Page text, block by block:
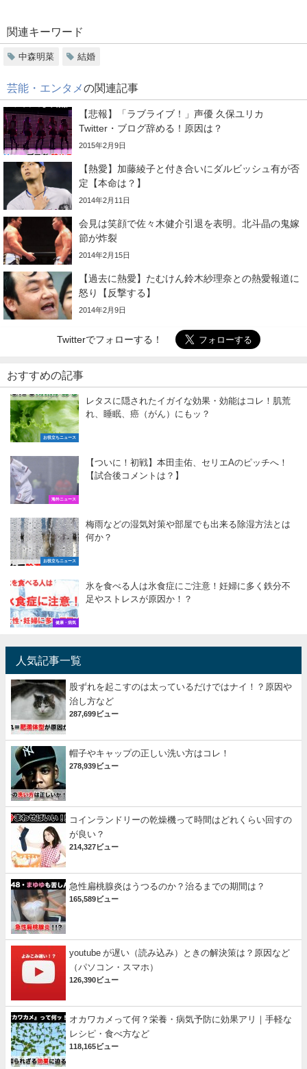
関連キーワード
中森明菜 結婚
芸能・エンタメの関連記事
【悲報】「ラブライブ！」声優 久保ユリカ
Twitter・ブログ辞める！原因は？
2015年2月9日
【熱愛】加藤綾子と付き合いにダルビッシュ有が否
定【本命は？】
2014年2月11日
会見は笑顔で佐々木健介引退を表明。北斗晶の鬼嫁
節が炸裂
2014年2月15日
【過去に熱愛】たむけん鈴木紗理奈との熱愛報道に
怒り【反撃する】
2014年2月9日
Twitterでフォローする！
おすすめの記事
お役立ちニュース
レタスに隠されたイガイな効果・効能はコレ！肌荒
れ、睡眠、癌（がん）にもッ？
海外ニュース
【ついに！初戦】本田圭佑、セリエAのピッチへ！
【試合後コメントは？】
お役立ちニュース
梅雨などの湿気対策や部屋でも出来る除湿方法とは
何か？
健康・病気
氷を食べる人は氷食症にご注意！妊婦に多く鉄分不
足やストレスが原因か！？
人気記事一覧
股ずれを起こすのは太っているだけではナイ！？原因や
治し方など
287,699ビュー
帽子やキャップの正しい洗い方はコレ！
278,939ビュー
コインランドリーの乾燥機って時間はどれくらい回すの
が良い？
214,327ビュー
急性扁桃腺炎はうつるのか？治るまでの期間は？
165,589ビュー
youtube が遅い（読み込み）ときの解決策は？原因など
（パソコン・スマホ）
126,390ビュー
オカワカメって何？栄養・病気予防に効果アリ｜手軽な
レシピ・食べ方など
118,165ビュー